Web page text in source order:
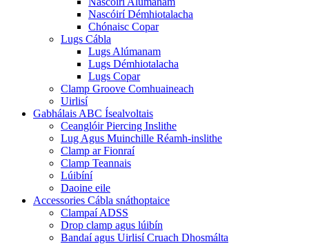
Nascóirí Démhiotalacha
Chónaisc Copar
Lugs Cábla
Lugs Alúmanam
Lugs Démhiotalacha
Lugs Copar
Clamp Groove Comhuaineach
Uirlisí
Gabhálais ABC Ísealvoltais
Ceanglóir Piercing Inslithe
Lug Agus Muinchille Réamh-inslithe
Clamp ar Fionraí
Clamp Teannais
Lúibíní
Daoine eile
Accessories Cábla snáthoptaice
Clampaí ADSS
Drop clamp agus lúibín
Bandaí agus Uirlisí Cruach Dhosmálta